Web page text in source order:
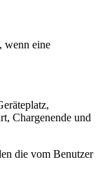
wenn eine
Chargenende und
die vom Benutzer